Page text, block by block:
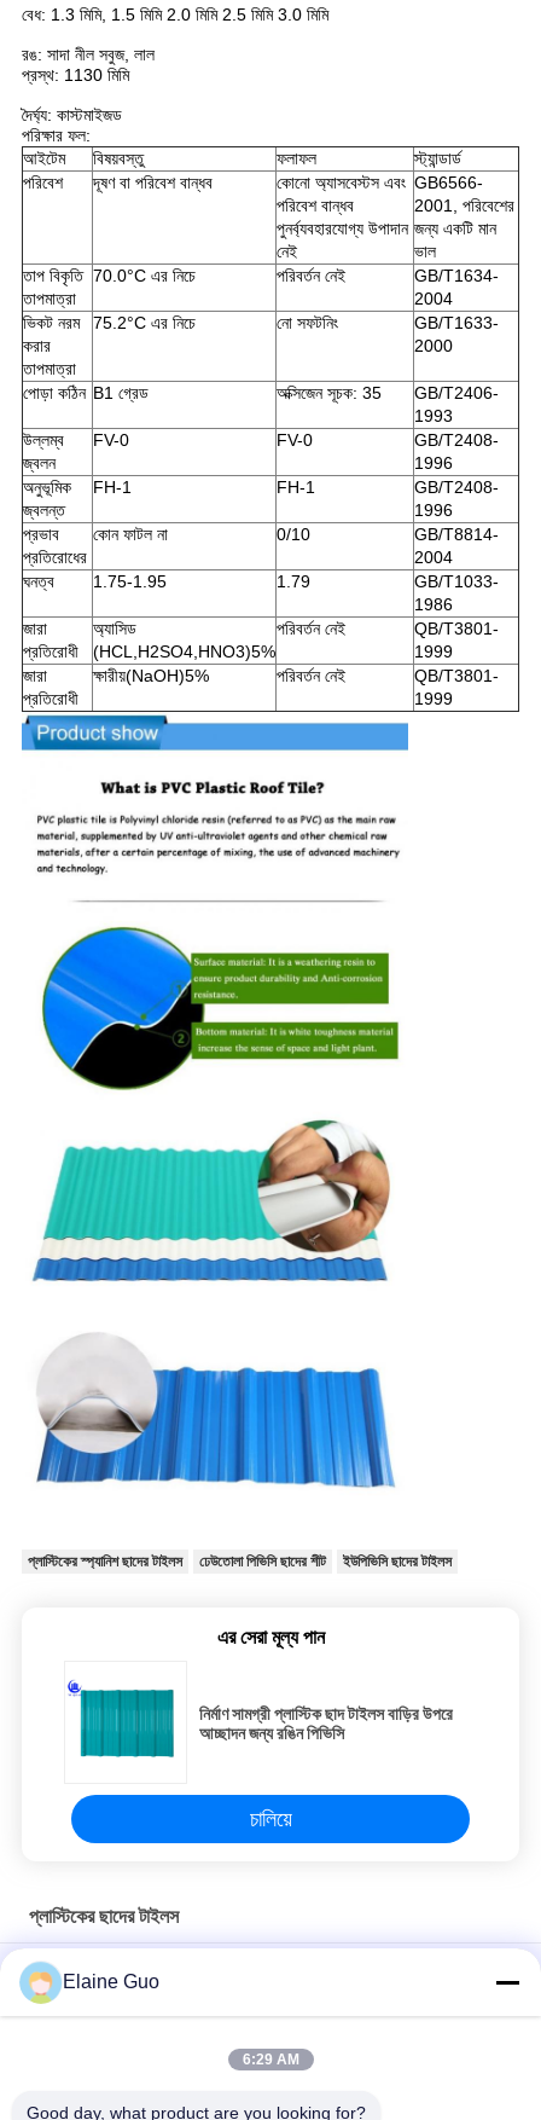
বেধ: 1.3 মিমি, 1.5 মিমি 2.0 মিমি 2.5 মিমি 3.0 মিমি
রঙ: সাদা নীল সবুজ, লাল
প্রস্থ: 1130 মিমি
দৈর্ঘ্য: কাস্টমাইজড
পরিক্ষার ফল:
আইটেম
বিষয়বস্তু ফলাফল
স্ট্যান্ডার্ড
পরিবেশ
দূষণ বা পরিবেশ বান্ধব
কোনো অ্যাসবেস্টস এবং
পরিবেশ বান্ধব
পুনর্ব্যবহারযোগ্য উপাদান
নেই
GB6566-
2001, পরিবেশের
জন্য একটি মান
ভাল
তাপ বিকৃতি
তাপমাত্রা
70.0°C এর নিচে পরিবর্তন নেই
GB/T1634-
2004
ভিকট নরম
করার
তাপমাত্রা
75.2°C এর নিচে নো সফটনিং
GB/T1633-
2000
পোড়া কঠিন B1 গ্রেড অক্সিজেন সূচক: 35
GB/T2406-
1993
উল্লম্ব
জ্বলন
FV-0 FV-0
GB/T2408-
1996
অনুভূমিক
জ্বলন্ত
FH-1 FH-1
GB/T2408-
1996
প্রভাব
প্রতিরোধের
কোন ফাটল না 0/10
GB/T8814-
2004
ঘনত্ব
1.75-1.95 1.79
GB/T1033-
1986
জারা
প্রতিরোধী
অ্যাসিড
(HCL,H2SO4,HNO3)5%
পরিবর্তন নেই
QB/T3801-
1999
জারা
প্রতিরোধী
ক্ষারীয়(NaOH)5% পরিবর্তন নেই
QB/T3801-
1999
প্লাস্টিকের স্প্যানিশ ছাদের টাইলস ঢেউতোলা পিভিসি ছাদের শীট ইউপিভিসি ছাদের টাইলস
এর সেরা মূল্য পান
নির্মাণ সামগ্রী প্লাস্টিক ছাদ টাইলস বাড়ির উপরে
আচ্ছাদন জন্য রঙিন পিভিসি
চালিয়ে
প্লাস্টিকের ছাদের টাইলস
গুদামের দেয়ালের জন্য বায়ু প্রতিরোধী 2.3 মিমি পুরুত্ব UPVC PVC প্লাস্টিকের ছাদের
শীট
Elaine Guo
6:29 AM
Good day, what product are you looking for?